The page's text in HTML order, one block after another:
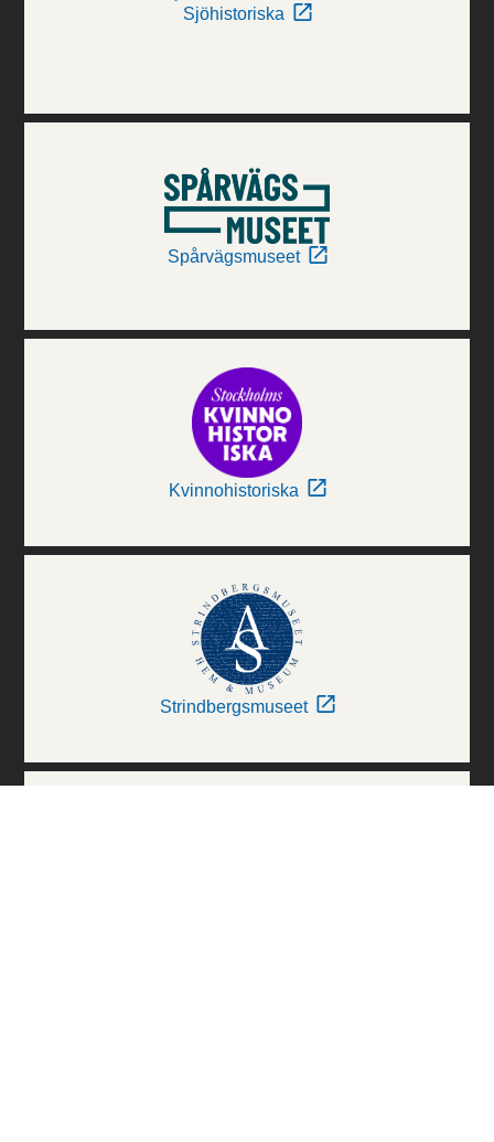
Sjöhistoriska
Spårvägsmuseet
Kvinnohistoriska
Strindbergsmuseet